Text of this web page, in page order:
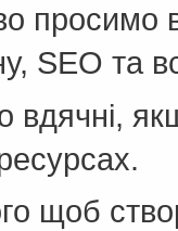
просимо
SEO та
вдячні,
щоб